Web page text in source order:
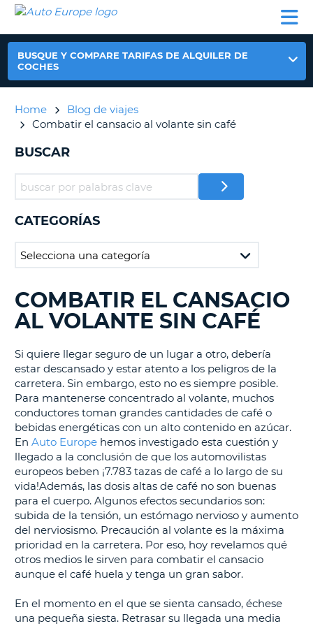
ALQUILER
COCHES
ALQUILER DE
AUTOCARAVANAS
AUTO
EUROPE
ALQUILER
COCHES
ALQUILER
DE
COLABORADORES
MI
ESPAÑA
BUSQUE Y COMPARE TARIFAS DE ALQUILER DE
COCHES
Home
Blog de viajes
Combatir el cansacio al volante sin café
BUSCAR
CATEGORÍAS
BUSCANDO......
COMBATIR EL CANSACIO
AL VOLANTE SIN CAFÉ
Si quiere llegar seguro de un lugar a otro, debería
estar descansado y estar atento a los peligros de la
carretera. Sin embargo, esto no es siempre posible.
Para mantenerse concentrado al volante, muchos
conductores toman grandes cantidades de café o
bebidas energéticas con un alto contenido en azúcar.
En Auto Europe hemos investigado esta cuestión y
llegado a la conclusión de que los automovilistas
europeos beben ¡7.783 tazas de café a lo largo de su
vida!Además, las dosis altas de café no son buenas
para el cuerpo. Algunos efectos secundarios son:
subida de la tensión, un estómago nervioso y aumento
del nerviosismo. Precaución al volante es la máxima
prioridad en la carretera. Por eso, hoy revelamos qué
otros medios le sirven para combatir el cansacio
aunque el café huela y tenga un gran sabor.
En el momento en el que se sienta cansado, échese
una pequeña siesta. Retrasar su llegada una media